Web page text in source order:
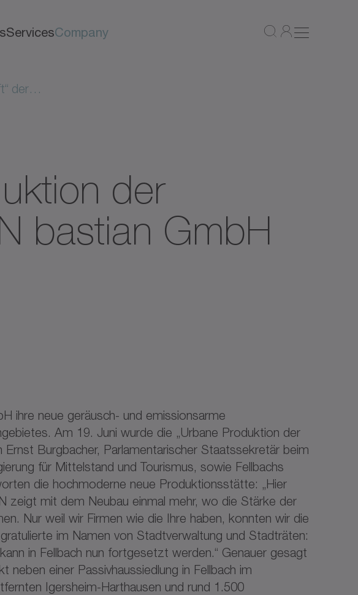
ServicesCompany
der…
der
bastian GmbH
ihre neue geräusch- und emissionsarme
Am 19. Juni wurde die „Urbane Produktion der
Burgbacher, Parlamentarischer Staatssekretär beim
für Mittelstand und Tourismus, sowie Fellbachs
die hochmoderne neue Produktionsstätte: „Hier
zeigt mit dem Neubau einmal mehr, wo die Stärke der
Nur weil wir Firmen wie die Ihre haben, konnten wir die
im Namen von Stadtverwaltung und Stadträten:
in Fellbach nun fortgesetzt werden.“ Genauer gesagt
einer Passivhaussiedlung in Fellbach im
Igersheim-Harthausen und rund 1.500